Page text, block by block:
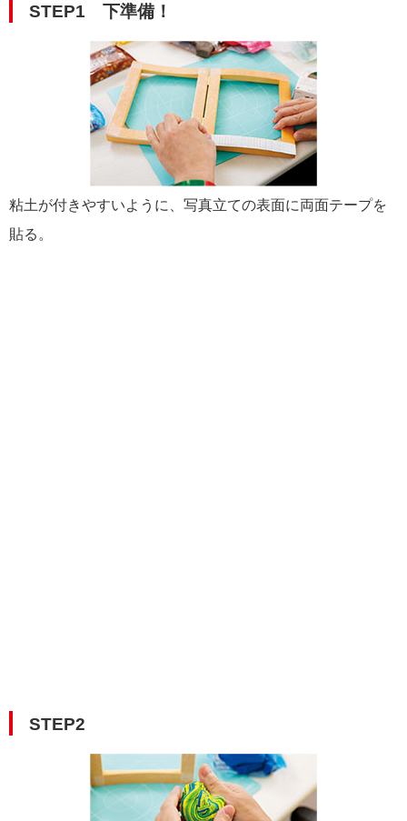
STEP1 下準備！
粘土が付きやすいように、写真立ての表面に両面テープを
貼る。
STEP2